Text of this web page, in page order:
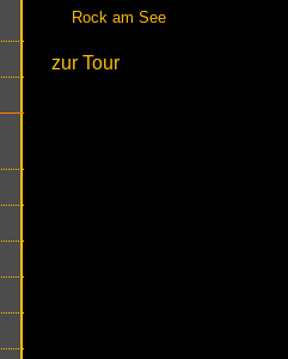
Rock am See
zur Tour